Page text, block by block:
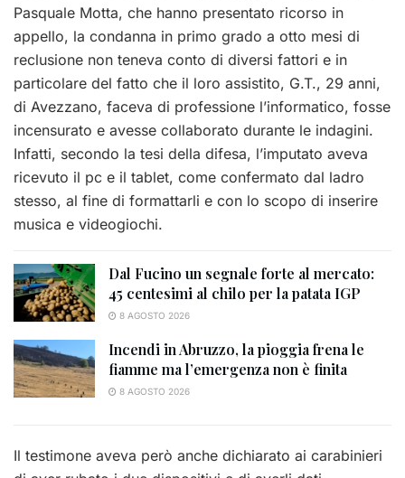
Pasquale Motta, che hanno presentato ricorso in
appello, la condanna in primo grado a otto mesi di
reclusione non teneva conto di diversi fattori e in
particolare del fatto che il loro assistito, G.T., 29 anni,
di Avezzano, faceva di professione l’informatico, fosse
incensurato e avesse collaborato durante le indagini.
Infatti, secondo la tesi della difesa, l’imputato aveva
ricevuto il pc e il tablet, come confermato dal ladro
stesso, al fine di formattarli e con lo scopo di inserire
musica e videogiochi.
Dal Fucino un segnale forte al mercato:
45 centesimi al chilo per la patata IGP
8 AGOSTO 2026
Incendi in Abruzzo, la pioggia frena le
fiamme ma l’emergenza non è finita
8 AGOSTO 2026
Il testimone aveva però anche dichiarato ai carabinieri